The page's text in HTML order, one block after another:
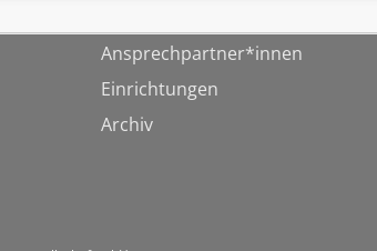
Ansprechpartner*innen
Einrichtungen
Archiv